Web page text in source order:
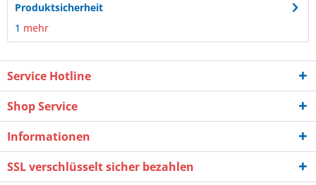
Produktsicherheit
1 mehr
Service Hotline
Shop Service
Informationen
SSL verschlüsselt sicher bezahlen